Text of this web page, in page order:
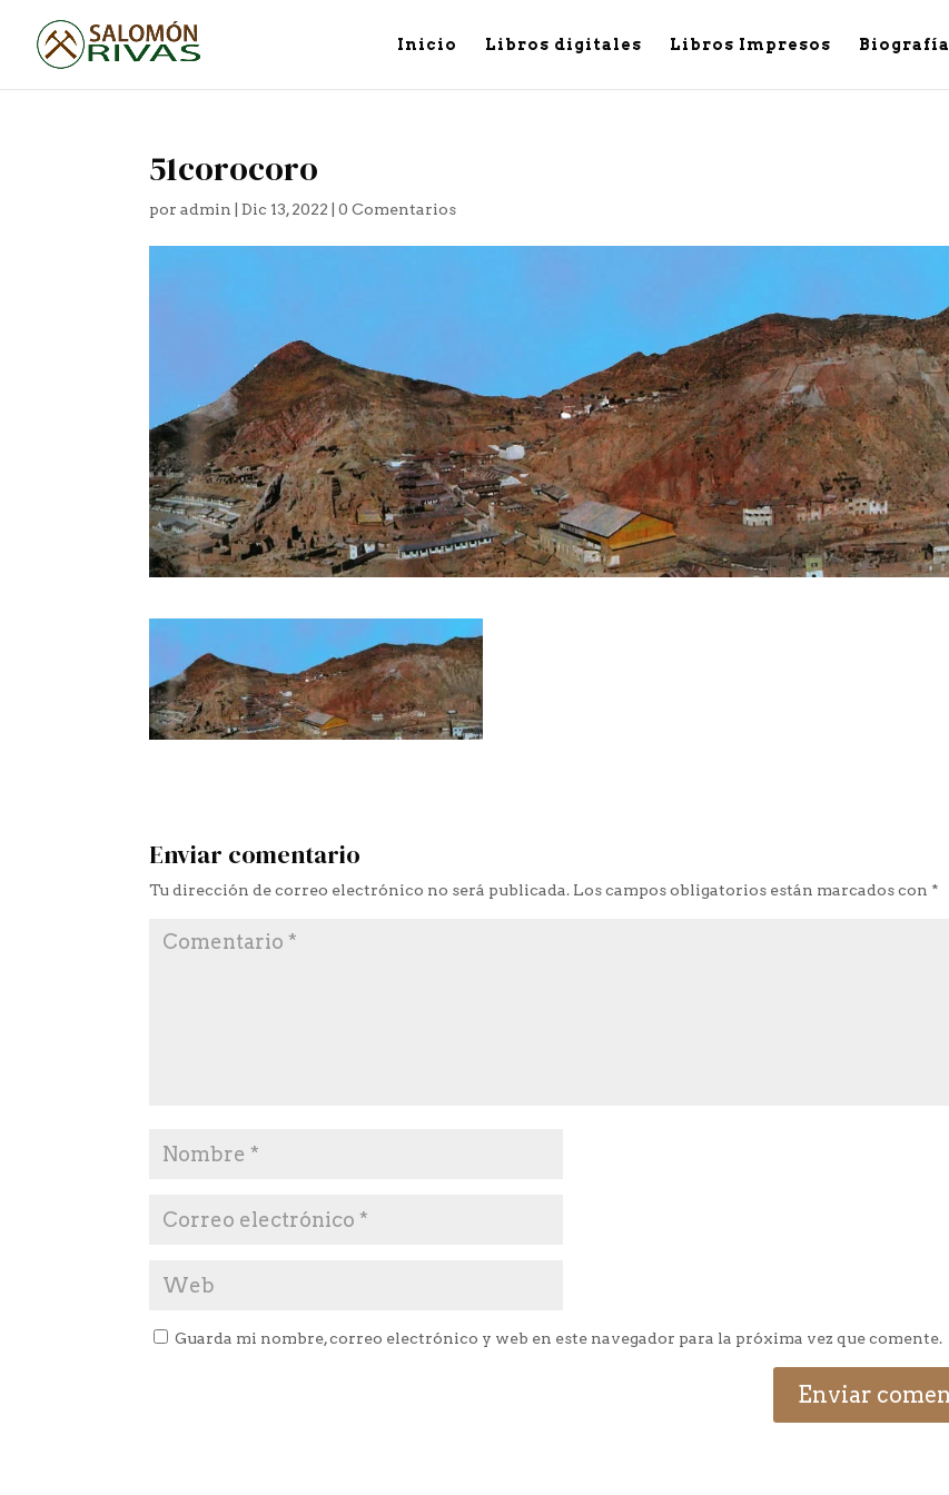
Inicio Libros digitales Libros Impresos Biografía
51corocoro
poradmin |Dic 13, 2022 |0 Comentarios
Enviar comentario
Tu dirección de correo electrónico no será publicada. Los campos obligatorios están marcados con *
Guarda mi nombre, correo electrónico y web en este navegador para la próxima vez que comente.